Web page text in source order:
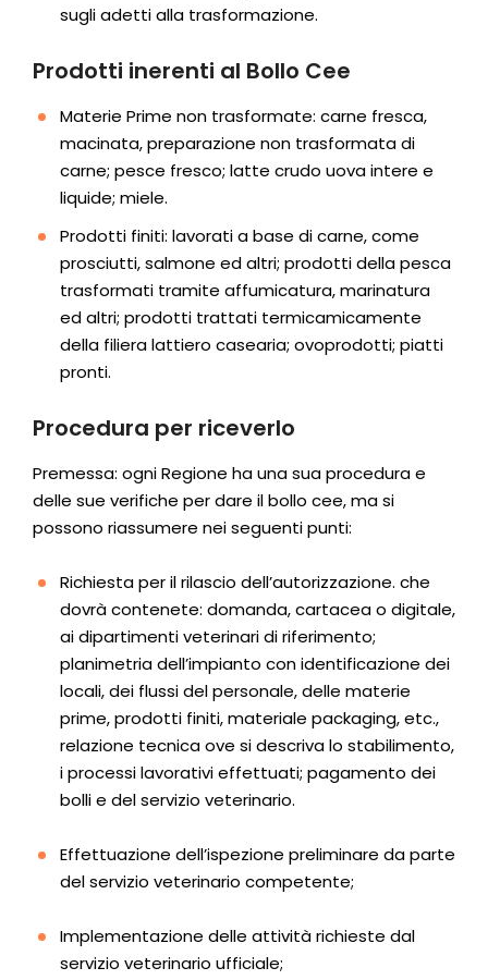
sugli adetti alla trasformazione.
Prodotti inerenti al Bollo Cee
Materie Prime non trasformate: carne fresca,
macinata, preparazione non trasformata di
carne; pesce fresco; latte crudo uova intere e
liquide; miele.
Prodotti finiti: lavorati a base di carne, come
prosciutti, salmone ed altri; prodotti della pesca
trasformati tramite affumicatura, marinatura
ed altri; prodotti trattati termicamicamente
della filiera lattiero casearia; ovoprodotti; piatti
pronti.
Procedura per riceverlo
Premessa: ogni Regione ha una sua procedura e
delle sue verifiche per dare il bollo cee, ma si
possono riassumere nei seguenti punti:
Richiesta per il rilascio dell’autorizzazione. che
dovrà contenete: domanda, cartacea o digitale,
ai dipartimenti veterinari di riferimento;
planimetria dell’impianto con identificazione dei
locali, dei flussi del personale, delle materie
prime, prodotti finiti, materiale packaging, etc.,
relazione tecnica ove si descriva lo stabilimento,
i processi lavorativi effettuati; pagamento dei
bolli e del servizio veterinario.
Effettuazione dell’ispezione preliminare da parte
del servizio veterinario competente;
Implementazione delle attività richieste dal
servizio veterinario ufficiale;